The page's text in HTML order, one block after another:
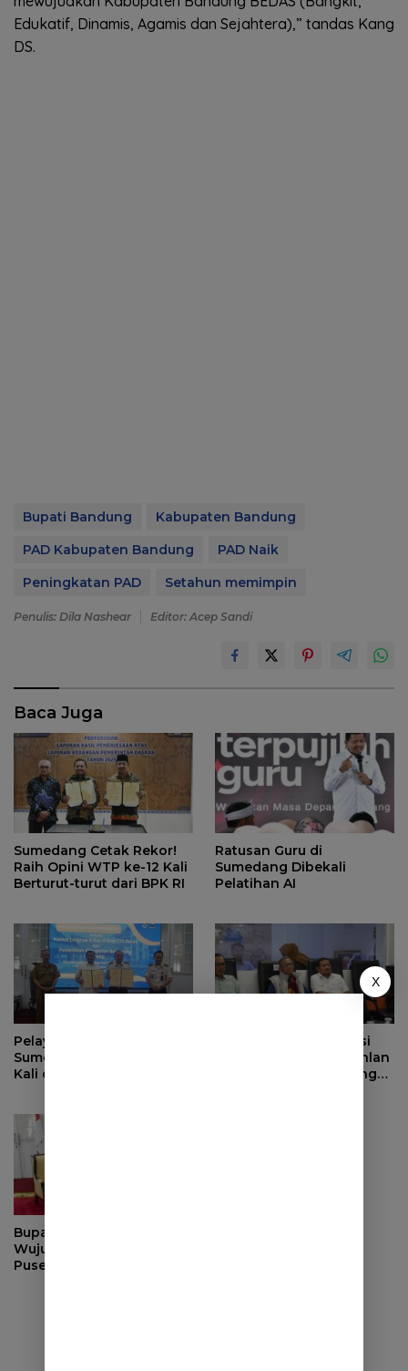
Edukatif, Dinamis, Agamis dan Sejahtera),” tandas Kang
DS.
Bupati Bandung
Kabupaten Bandung
PAD Kabupaten Bandung
PAD Naik
Peningkatan PAD
Setahun memimpin
Penulis: Dila Nashear Editor: Acep Sandi
Baca Juga
Sumedang Cetak Rekor!
Raih Opini WTP ke-12 Kali
Berturut-turut dari BPK RI
Ratusan Guru di
Sumedang Dibekali
Pelatihan AI
Pelayanan Paspor di MPP
Sumedang Kini Hadir Dua
Kali dalam Sepekan
Apresiasi Transformasi
Digital Sumedang, Dahlan
Iskan Dorong ASN Bangun
Bupati Berkomitmen
Wujudkan Sumedang
Puseur Budaya Sunda
X